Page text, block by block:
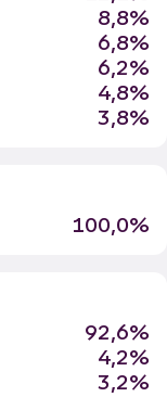
8,8%
6,8%
6,2%
4,8%
3,8%
100,0%
92,6%
4,2%
3,2%